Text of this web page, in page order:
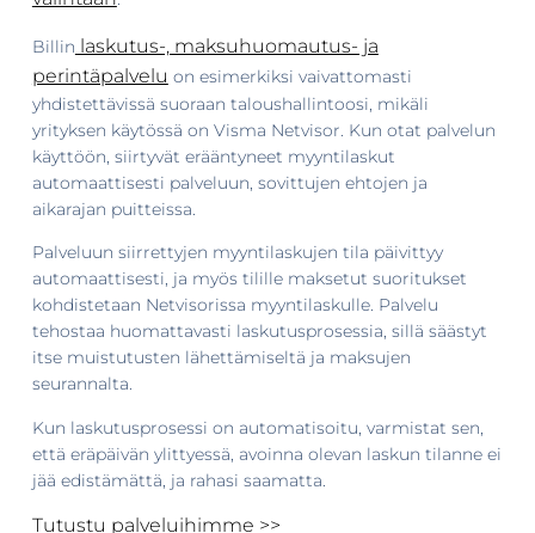
Billin laskutus-, maksuhuomautus- ja
perintäpalvelu on esimerkiksi vaivattomasti
yhdistettävissä suoraan taloushallintoosi, mikäli
yrityksen käytössä on Visma Netvisor. Kun otat palvelun
käyttöön, siirtyvät erääntyneet myyntilaskut
automaattisesti palveluun, sovittujen ehtojen ja
aikarajan puitteissa.
Palveluun siirrettyjen myyntilaskujen tila päivittyy
automaattisesti, ja myös tilille maksetut suoritukset
kohdistetaan Netvisorissa myyntilaskulle. Palvelu
tehostaa huomattavasti laskutusprosessia, sillä säästyt
itse muistutusten lähettämiseltä ja maksujen
seurannalta.
Kun laskutusprosessi on automatisoitu, varmistat sen,
että eräpäivän ylittyessä, avoinna olevan laskun tilanne ei
jää edistämättä, ja rahasi saamatta.
Tutustu palveluihimme >>